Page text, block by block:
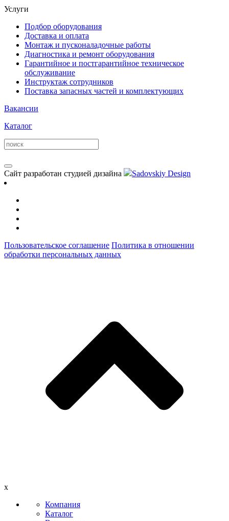
Услуги
Подбор оборудования
Доставка и оплата
Монтаж и пусконаладочные работы
Диагностика и ремонт оборудования
Гарантийное и постгарантийное техническое
обслуживание
Инструктаж сотрудников
Поставка запасных частей и комплектующих
Вакансии
Каталог
Сайт разработан студией дизайна Sadovskiy Design
Пользовательское соглашение Политика в отношении
обработки персональных данных
x
Компания
Каталог